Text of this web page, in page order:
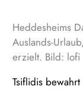
Heddesheims
Auslands-
erzielt. Bild: lofi
Tsiflidis